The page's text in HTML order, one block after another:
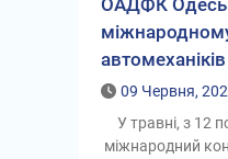
ОАДФК
автомеханіків
09 Червня,
У травні, з 12
міжнародний